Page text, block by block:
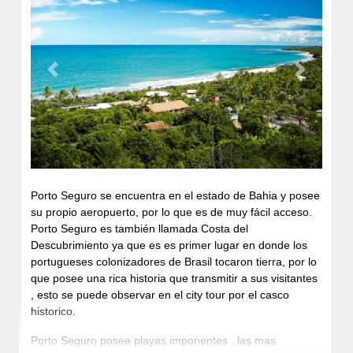
Previous Next
Porto Seguro se encuentra en el estado de Bahia y posee
su propio aeropuerto, por lo que es de muy fácil acceso.
Porto Seguro es también llamada Costa del
Descubrimiento ya que es es primer lugar en donde los
portugueses colonizadores de Brasil tocaron tierra, por lo
que posee una rica historia que transmitir a sus visitantes
, esto se puede observar en el city tour por el casco
historico.
Porto Seguro posee playas imponentes , las mas